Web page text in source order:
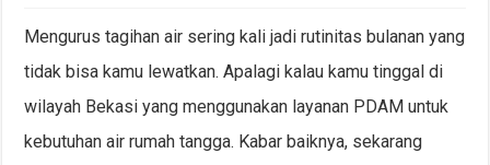
Mengurus tagihan air sering kali jadi rutinitas bulanan yang
tidak bisa kamu lewatkan. Apalagi kalau kamu tinggal di
wilayah Bekasi yang menggunakan layanan PDAM untuk
kebutuhan air rumah tangga. Kabar baiknya, sekarang